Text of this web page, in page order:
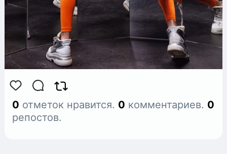
0 отметок нравится. 0 комментариев. 0
репостов.